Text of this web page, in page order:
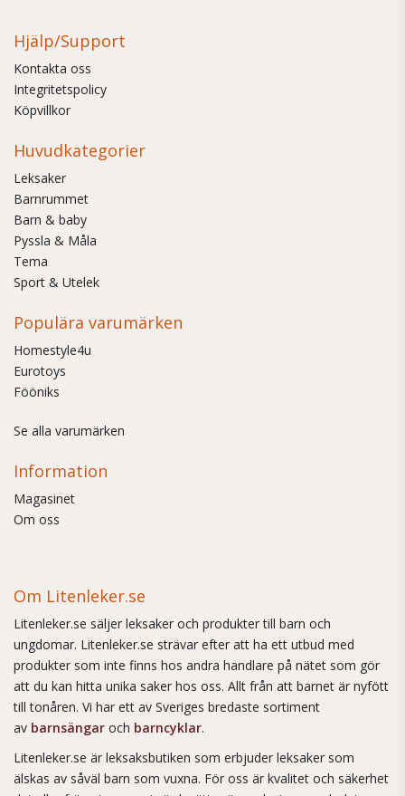
Hjälp/Support
Kontakta oss
Integritetspolicy
Köpvillkor
Huvudkategorier
Leksaker
Barnrummet
Barn & baby
Pyssla & Måla
Tema
Sport & Utelek
Populära varumärken
Homestyle4u
Eurotoys
Fööniks
Se alla varumärken
Information
Magasinet
Om oss
Om Litenleker.se
Litenleker.se säljer leksaker och produkter till barn och
ungdomar. Litenleker.se strävar efter att ha ett utbud med
produkter som inte finns hos andra handlare på nätet som gör
att du kan hitta unika saker hos oss. Allt från att barnet är nyfött
till tonåren. Vi har ett av Sveriges bredaste sortiment
av barnsängar och barncyklar.
Litenleker.se är leksaksbutiken som erbjuder leksaker som
älskas av såväl barn som vuxna. För oss är kvalitet och säkerhet